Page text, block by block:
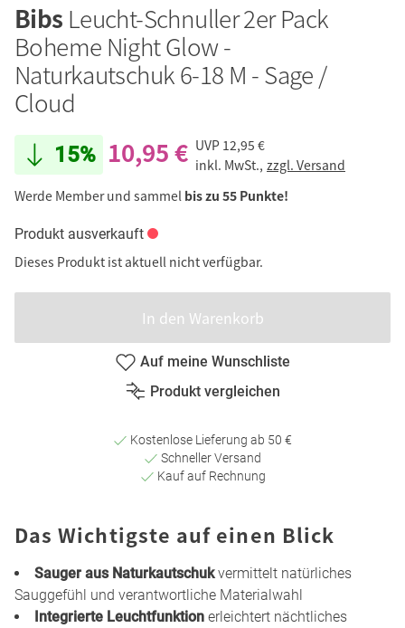
Bibs Leucht-Schnuller 2er Pack
Boheme Night Glow -
Naturkautschuk 6-18 M - Sage /
Cloud
15% 10,95 € UVP 12,95 €
inkl. MwSt., zzgl. Versand
Werde Member und sammel bis zu 55 Punkte!
Produkt ausverkauft
Dieses Produkt ist aktuell nicht verfügbar.
In den Warenkorb
Auf meine Wunschliste
Produkt vergleichen
Kostenlose Lieferung ab 50 €
Schneller Versand
Kauf auf Rechnung
Das Wichtigste auf einen Blick
Sauger aus Naturkautschukvermittelt natürliches
Sauggefühl und verantwortliche Materialwahl
Integrierte Leuchtfunktion erleichtert nächtliches